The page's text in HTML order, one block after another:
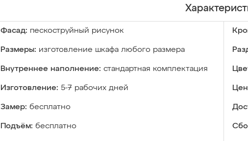
Фасад: пескоструйный рисунок
Размеры: изготовление шкафа любого размера
Внутреннее наполнение: стандартная комплектация
Изготовление: 5-7 рабочих дней
Замер: бесплатно
Подъём: бесплатно